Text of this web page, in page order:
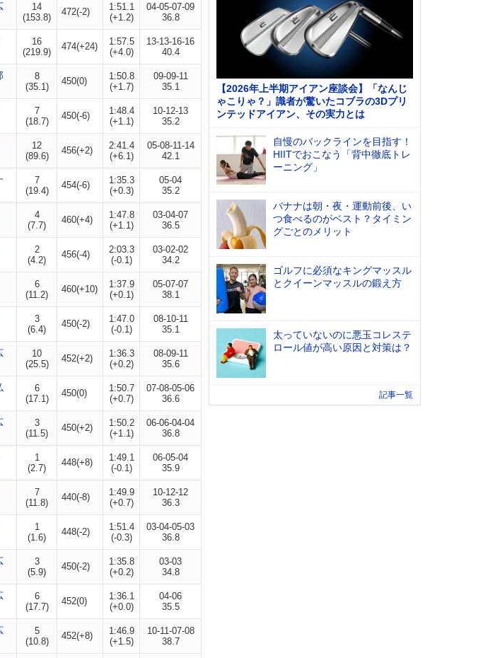
14
(153.8)
472(-2)
1:51.1
(+1.2)
04-05-07-09
36.8
16
(219.9)
474(+24)
1:57.5
(+4.0)
13-13-16-16
40.4
8
(35.1)
450(0)
1:50.8
(+1.7)
09-09-11
35.1
7
(18.7)
450(-6)
1:48.4
(+1.1)
10-12-13
35.2
12
(89.6)
456(+2)
2:41.4
(+6.1)
05-08-11-14
42.1
7
(19.4)
454(-6)
1:35.3
(+0.3)
05-04
35.2
4
(7.7)
460(+4)
1:47.8
(+1.1)
03-04-07
36.5
2
(4.2)
456(-4)
2:03.3
(-0.1)
03-02-02
34.2
6
(11.2)
460(+10)
1:37.9
(+0.1)
05-07-07
38.1
3
(6.4)
450(-2)
1:47.0
(-0.1)
08-10-11
35.1
10
(25.5)
452(+2)
1:36.3
(+0.2)
08-09-11
35.6
6
(17.1)
450(0)
1:50.7
(+0.7)
07-08-05-06
36.6
3
(11.5)
450(+2)
1:50.2
(+1.1)
06-06-04-04
36.8
1
(2.7)
448(+8)
1:49.1
(-0.1)
06-05-04
35.9
7
(11.8)
440(-8)
1:49.9
(+0.7)
10-12-12
36.3
1
(1.6)
448(-2)
1:51.4
(-0.3)
03-04-05-03
36.8
3
(5.9)
450(-2)
1:35.8
(+0.2)
03-03
34.8
6
(17.7)
452(0)
1:36.1
(+0.0)
04-06
35.5
5
(10.8)
452(+8)
1:46.9
(+1.5)
10-11-07-08
38.7
【2026年上半期アイアン座談会】「なんじ
ゃこりゃ？」識者が驚いたコブラの3Dプリ
ンテッドアイアン、その実力とは
自慢のバックラインを目指す！
HIITでおこなう「背中徹底トレ
ーニング」
バナナは朝・夜・運動前後、い
つ食べるのがベスト？タイミン
グごとのメリット
ゴルフに必須なキングマッスル
とクイーンマッスルの鍛え方
太っていないのに悪玉コレステ
ロール値が高い原因と対策は？
記事一覧